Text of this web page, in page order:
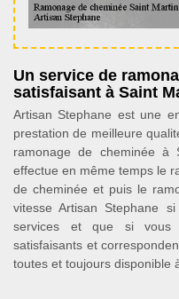
Un service de
satisfaisant à Saint
Artisan Stephane est une
prestation de meilleure
ramonage de cheminée à
effectue en même temps le
de cheminée et puis le
vitesse Artisan Stephane
services et que si vous
satisfaisants et
toutes et toujours disponible